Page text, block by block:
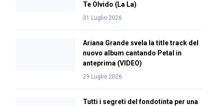
Te Olvido (La La)
31 Luglio 2026
Ariana Grande svela la title track del
nuovo album cantando Petal in
anteprima (VIDEO)
29 Luglio 2026
Tutti i segreti del fondotinta per una